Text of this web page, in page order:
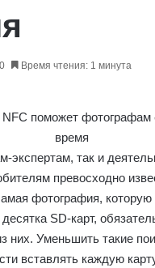
0 Время чтения: 1 минута
экспертам, так и
превосходно
фотография,
SD-карт,
них. Уменьшить такие
вставлять каждую